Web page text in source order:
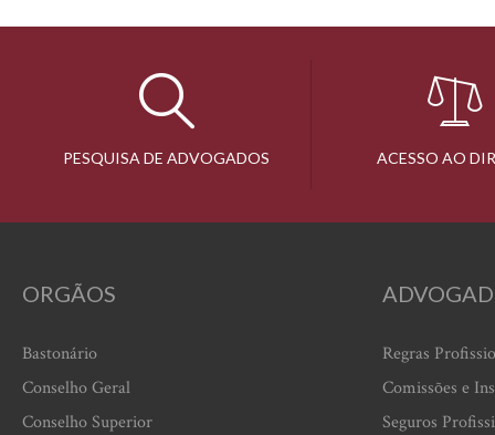
PESQUISA DE ADVOGADOS ACESSO AO
ORGÃOS
Bastonário
Conselho Geral
Conselho Superior
Regras
Comissões e
Seguros